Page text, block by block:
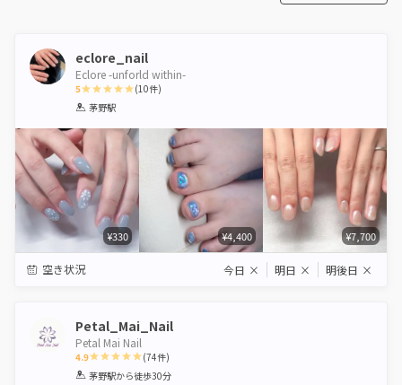
eclore_nail
Eclore -unforld within-
5
1 2 3 4
(10件)
茅野駅
¥330 ¥4,400 ¥7,700
空き状況 今日 × 明日 × 明後日 ×
Petal_Mai_Nail
Petal Mai Nail
4.9
1 2 3 4 5
(74件)
茅野駅から徒歩30分